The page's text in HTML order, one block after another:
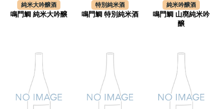
純米大吟醸酒
鳴門鯛 純米大吟醸
特別純米酒
鳴門鯛 特別純米酒
純米吟醸酒
鳴門鯛 山廃純米吟
醸